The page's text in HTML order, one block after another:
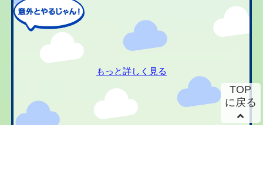
もっと詳しく見る
TOP
に戻る